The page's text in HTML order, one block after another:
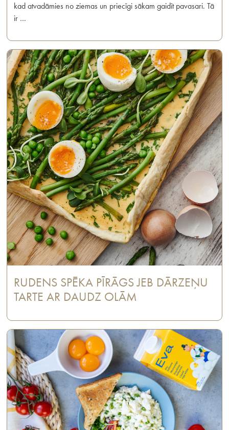
kad atvadāmies no ziemas un priecīgi sākam gaidīt pavasari. Tā
ir …
RUDENS SPĒKA PĪRĀGS JEB DĀRZEŅU
TARTE AR DAUDZ OLĀM